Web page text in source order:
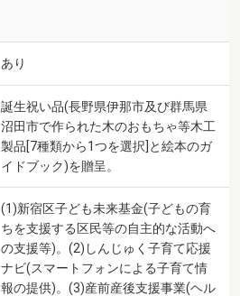
あり
誕生祝い品(長野県伊那市及び群馬県
沼田市で作られた木のおもちゃ等木工
製品[7種類から1つを選択]と絵本のガ
イドブック)を贈呈。
(1)新宿区子ども未来基金(子どもの育
ちを支援する区民等の自主的な活動へ
の支援等)。(2)しんじゅく子育て応援
ナビ(スマートフォンによる子育て情
報の提供)。(3)産前産後支援事業(ヘル